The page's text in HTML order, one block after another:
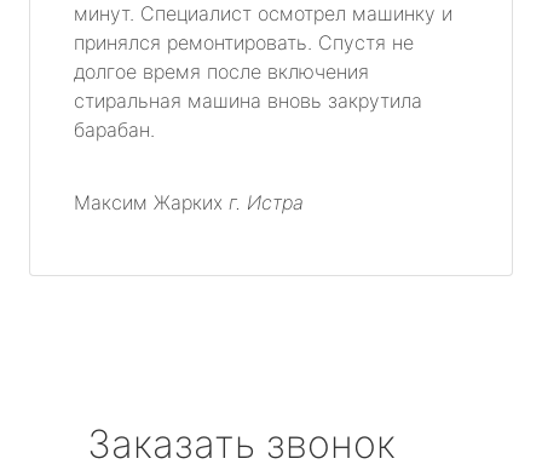
минут. Специалист осмотрел машинку и
принялся ремонтировать. Спустя не
долгое время после включения
стиральная машина вновь закрутила
барабан.
Максим Жарких г. Истра
Заказать звонок